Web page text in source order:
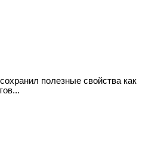
полезные свойства как